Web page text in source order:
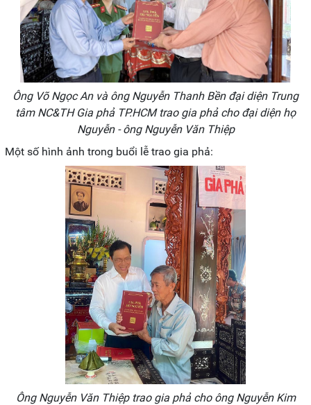
Ông Võ Ngọc An và ông Nguyễn Thanh Bền đại diện Trung
tâm NC&TH Gia phả TP.HCM trao gia phả cho đại diện họ
Nguyễn - ông Nguyễn Văn Thiệp
Một số hình ảnh trong buổi lễ trao gia phả:
Ông Nguyễn Văn Thiệp trao gia phả cho ông Nguyễn Kim